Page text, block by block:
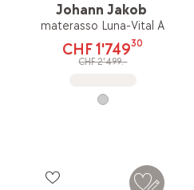
Johann Jakob
materasso Luna-Vital A
CHF 1'74930
CHF 2'499.-